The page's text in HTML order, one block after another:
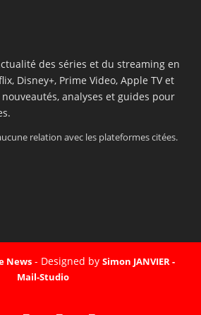
des séries et du streaming en
Disney+, Prime Video, Apple TV et
analyses et guides pour
relation avec les plateformes citées.
News- Designed by Simon JANVIER -
Mail-Studio